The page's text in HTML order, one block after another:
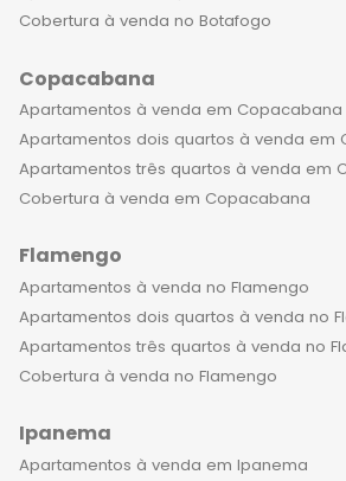
confortável, mas também
privilegiada a poucos passos da
e perto de muitos restaurantes,
e lojas famosas, você nunca estará
longe da ação. Além disso, os
empreendimentos de alto padrão
academias, spas, piscinas, e outras
instalações que você pode
todos os dias. Viver em um
apartamento de luxo em
Copacabana é mais do que ter um
É acordar todos os dias com a
sensação de que tudo é possível e
Cobertura à venda no Botafogo
Copacabana
Apartamentos à venda em Copacabana
Apartamentos dois quartos à venda em
Apartamentos três quartos à venda em
Cobertura à venda em Copacabana
Flamengo
Apartamentos à venda no Flamengo
Apartamentos dois quartos à venda no
Apartamentos três quartos à venda no
Cobertura à venda no Flamengo
Ipanema
Apartamentos à venda em Ipanema